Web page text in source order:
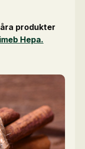
produkter
Hepa.